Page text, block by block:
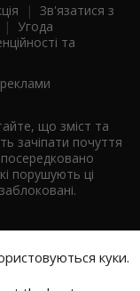
| Зв'язатися з
| Угода
та
що зміст та
зачіпати почуття
порушують ці
куки.